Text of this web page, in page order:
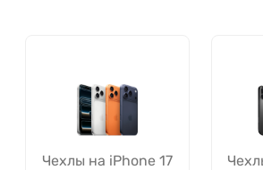
Чехлы на iPhone 17